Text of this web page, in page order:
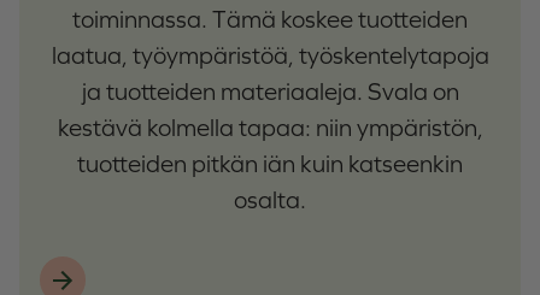
toiminnassa. Tämä koskee tuotteiden
laatua, työympäristöä, työskentelytapoja
ja tuotteiden materiaaleja. Svala on
kestävä kolmella tapaa: niin ympäristön,
tuotteiden pitkän iän kuin katseenkin
osalta.